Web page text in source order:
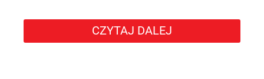
CZYTAJ DALEJ